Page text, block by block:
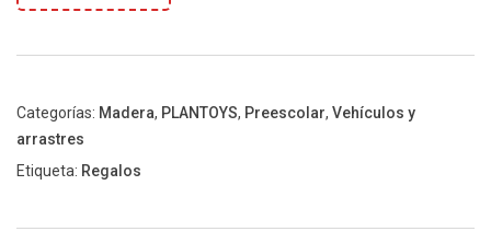
Categorías: Madera, PLANTOYS, Preescolar, Vehículos y
arrastres
Etiqueta: Regalos